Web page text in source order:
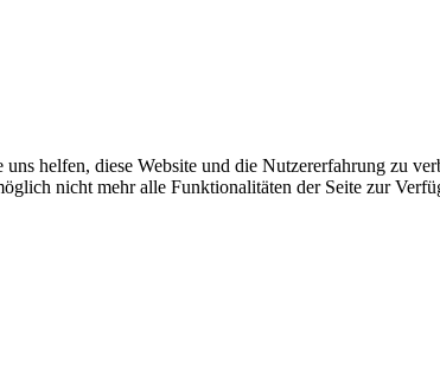
helfen, diese Website und die Nutzererfahrung zu
nicht mehr alle Funktionalitäten der Seite zur